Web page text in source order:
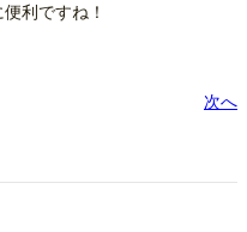
利ですね！
次へ